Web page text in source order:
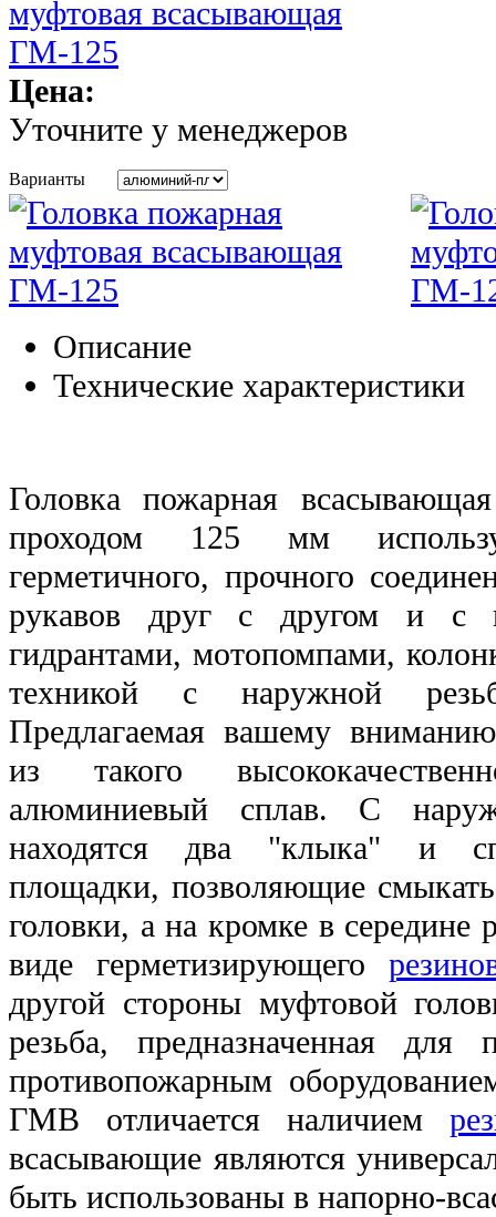
Цена:
Уточните у менеджеров
Варианты
Описание
Технические характеристики
Головка пожарная
проходом 125 мм
герметичного, прочного
рукавов друг с другом и с
гидрантами, мотопомпами,
техникой с наружной
Предлагаемая вашему вниманию
из такого
алюминиевый сплав. С
находятся два "клыка" и
площадки, позволяющие
головки, а на кромке в середине
виде герметизирующего
другой стороны муфтовой
резьба, предназначенная для
противопожарным
ГМВ отличается наличием
всасывающие являются
быть использованы в напорно-